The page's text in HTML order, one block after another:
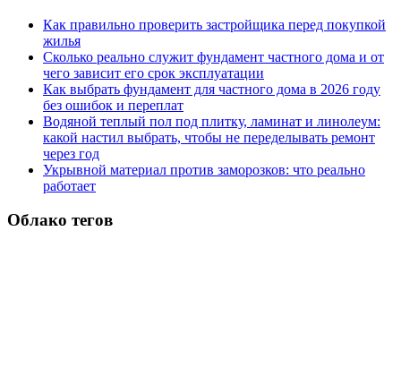
Как правильно проверить застройщика перед покупкой
жилья
Сколько реально служит фундамент частного дома и от
чего зависит его срок эксплуатации
Как выбрать фундамент для частного дома в 2026 году
без ошибок и переплат
Водяной теплый пол под плитку, ламинат и линолеум:
какой настил выбрать, чтобы не переделывать ремонт
через год
Укрывной материал против заморозков: что реально
работает
Облако тегов